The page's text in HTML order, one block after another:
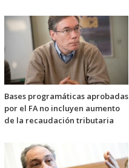
Bases programáticas aprobadas
por el FA no incluyen aumento
de la recaudación tributaria